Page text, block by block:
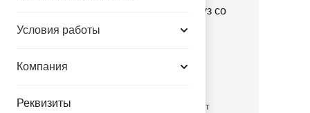
Условия работы
Компания
Реквизиты
ПД 3D СФЕРА 20" Арбуз со
звездами Red
временно отсутствует